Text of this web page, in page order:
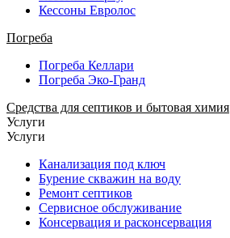
Кессоны Евролос
Погреба
Погреба Келлари
Погреба Эко-Гранд
Средства для септиков и бытовая химия
Услуги
Услуги
Канализация под ключ
Бурение скважин на воду
Ремонт септиков
Сервисное обслуживание
Консервация и расконсервация